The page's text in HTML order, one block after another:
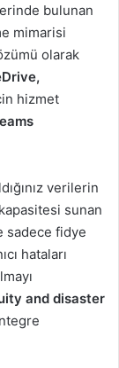
bulunan
mimarisi
olarak
hizmet
verilerin
sunan
sadece fidye
hataları
and disaster